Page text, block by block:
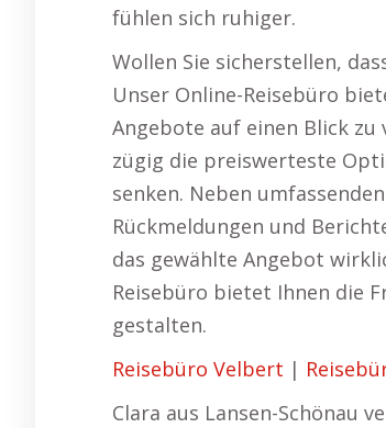
fühlen sich ruhiger.
Wollen Sie sicherstellen,
Unser Online-Reisebüro
Angebote auf einen Blick zu
zügig die preiswerteste
senken. Neben
Rückmeldungen und
das gewählte Angebot
Reisebüro bietet Ihnen die
gestalten.
Reisebüro Velbert |
Clara aus Lansen-Schönau